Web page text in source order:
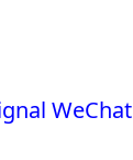
WeChat